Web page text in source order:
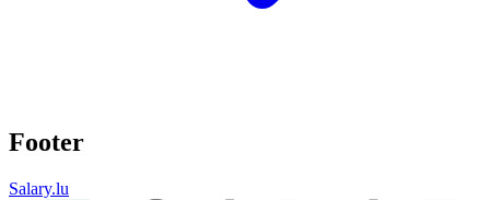
Footer
Salary.lu